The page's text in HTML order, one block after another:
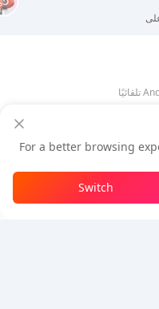
+
1نقطة (0.01دولار)
شحن الرصيد
For a better browsing
Switch